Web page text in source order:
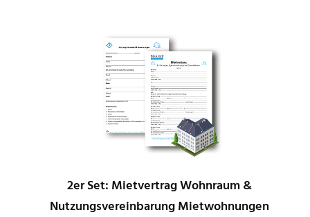
2er Set: Mietvertrag Wohnraum &
Nutzungsvereinbarung Mietwohnungen